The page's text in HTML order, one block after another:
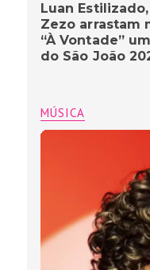
Luan
Zezo arrastam
“À Vontade”
do São João
MÚSICA